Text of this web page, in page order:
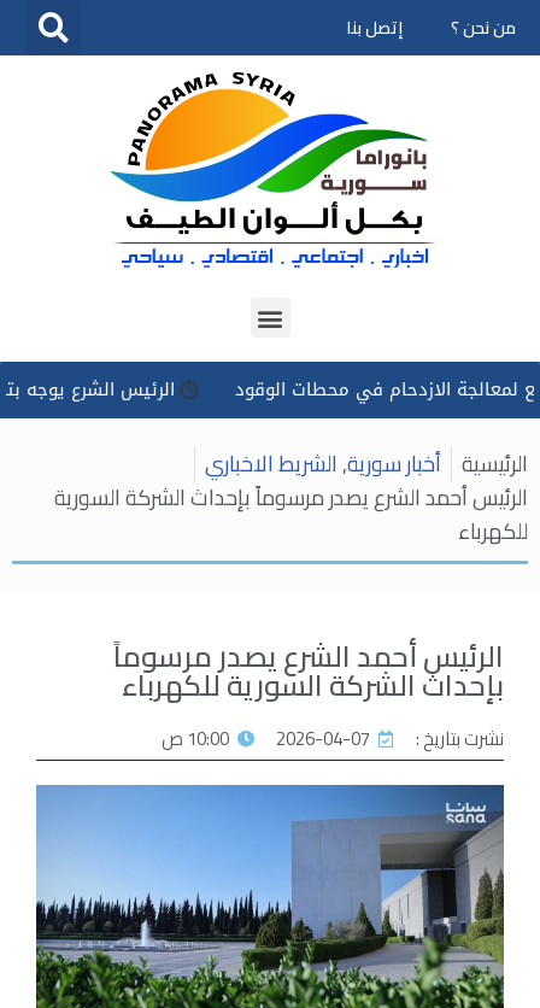
تخطى
من نحن ؟ إتصل بنا
الازدحام في محطات الوقود الرئيس الشرع يوجه بتسخير
الرئيسية أخبار سورية,الشريط الاخباري
الرئيس أحمد الشرع يصدر مرسوماً بإحداث الشركة السورية
للكهرباء
الرئيس أحمد الشرع يصدر مرسوماً
بإحداث الشركة السورية للكهرباء
نشرت بتاريخ : 2026-04-07 10:00 ص